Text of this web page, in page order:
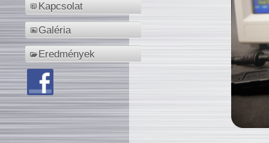
Kapcsolat
Galéria
Eredmények